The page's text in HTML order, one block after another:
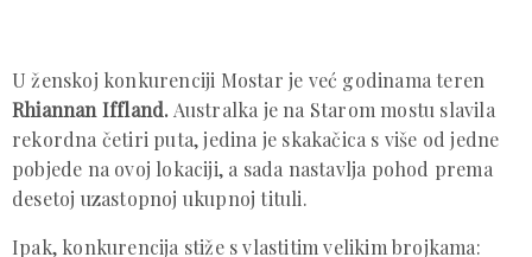
U ženskoj konkurenciji Mostar je već godinama teren
Rhiannan Iffland.Australka je na Starom mostu slavila
rekordna četiri puta, jedina je skakačica s više od jedne
pobjede na ovoj lokaciji, a sada nastavlja pohod prema
desetoj uzastopnoj ukupnoj tituli.
Ipak, konkurencija stiže s vlastitim velikim brojkama: